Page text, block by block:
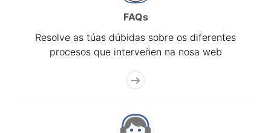
FAQs
Resolve as túas dúbidas sobre os diferentes
procesos que interveñen na nosa web